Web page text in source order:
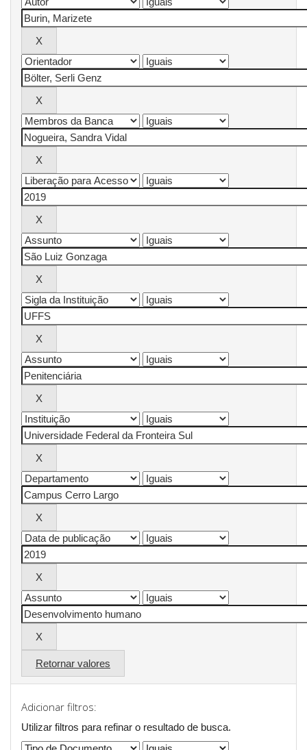
Retornar valores
Adicionar filtros:
Utilizar filtros para refinar o resultado de busca.